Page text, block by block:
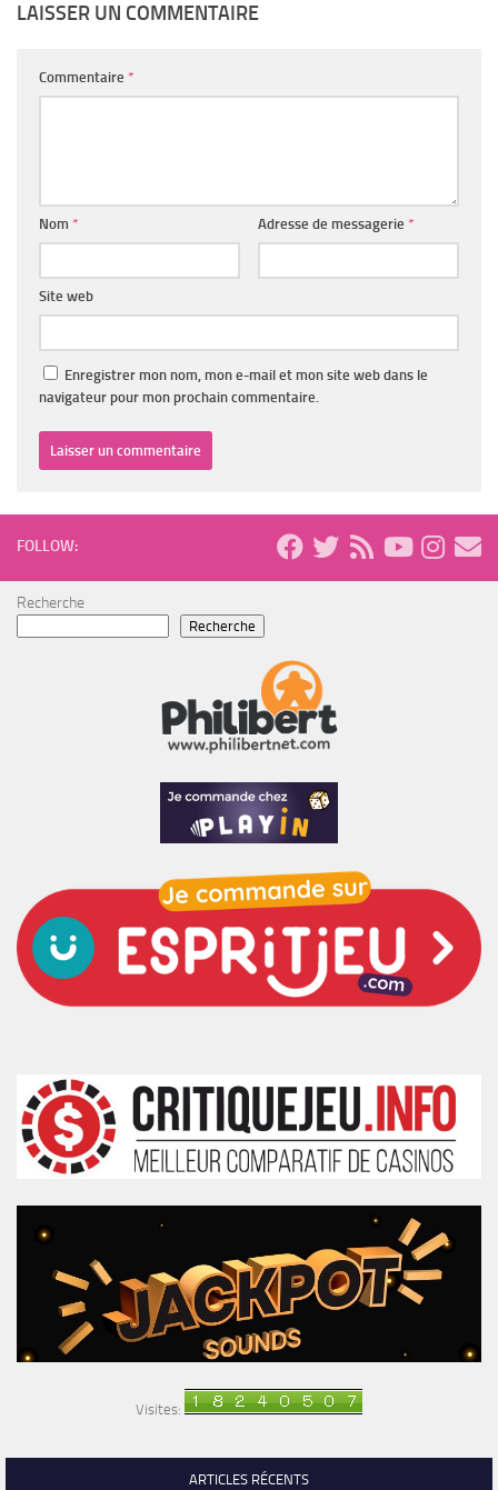
LAISSER UN COMMENTAIRE
Commentaire *
Nom * Adresse de messagerie *
Site web
Enregistrer mon nom, mon e-mail et mon site web dans le
navigateur pour mon prochain commentaire.
FOLLOW:
Recherche
Recherche
Visites:
ARTICLES RÉCENTS